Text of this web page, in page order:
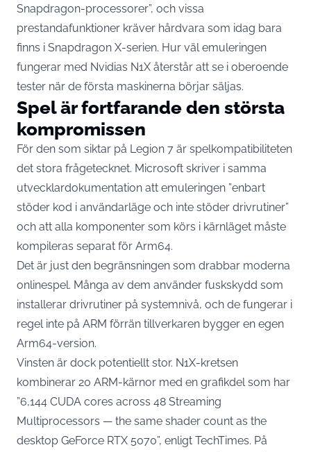
Snapdragon-processorer”, och vissa
prestandafunktioner kräver hårdvara som idag bara
finns i Snapdragon X-serien. Hur väl emuleringen
fungerar med Nvidias N1X återstår att se i oberoende
tester när de första maskinerna börjar säljas.
Spel är fortfarande den största
kompromissen
För den som siktar på Legion 7 är spelkompatibiliteten
det stora frågetecknet. Microsoft skriver i samma
utvecklardokumentation att emuleringen ”enbart
stöder kod i användarläge och inte stöder drivrutiner”
och att alla komponenter som körs i kärnläget måste
kompileras separat för Arm64.
Det är just den begränsningen som drabbar moderna
onlinespel. Många av dem använder fuskskydd som
installerar drivrutiner på systemnivå, och de fungerar i
regel inte på ARM förrän tillverkaren bygger en egen
Arm64-version.
Vinsten är dock potentiellt stor. N1X-kretsen
kombinerar 20 ARM-kärnor med en grafikdel som har
”6,144 CUDA cores across 48 Streaming
Multiprocessors — the same shader count as the
desktop GeForce RTX 5070”, enligt TechTimes. På